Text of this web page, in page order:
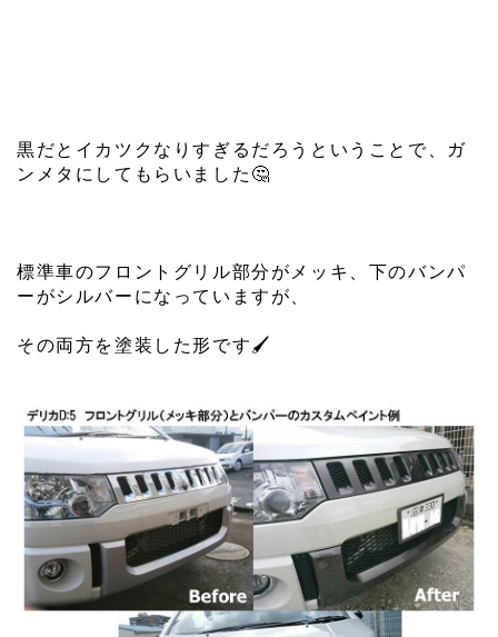
黒だとイカツクなりすぎるだろうということで、ガ
ンメタにしてもらいました🤔
標準車のフロントグリル部分がメッキ、下のバンパ
ーがシルバーになっていますが、
その両方を塗装した形です🖌️